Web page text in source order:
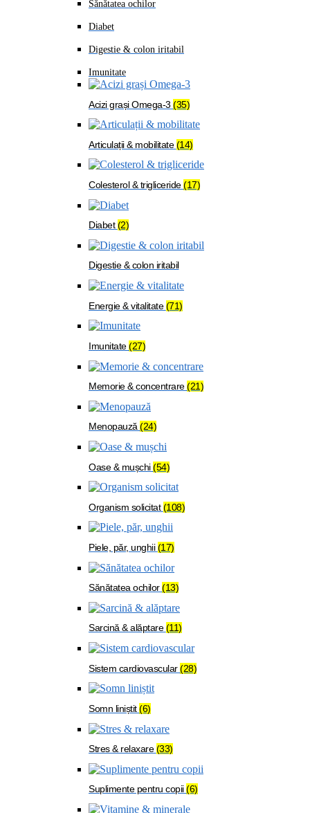
Sănătatea ochilor
Diabet
Digestie & colon iritabil
Imunitate
Acizi grași Omega-3 (35)
Articulații & mobilitate(14)
Colesterol & trigliceride(17)
Diabet(2)
Digestie & colon iritabil
Energie & vitalitate(71)
Imunitate(27)
Memorie & concentrare(21)
Menopauză(24)
Oase & mușchi(54)
Organism solicitat(108)
Piele, păr, unghii(17)
Sănătatea ochilor(13)
Sarcină & alăptare(11)
Sistem cardiovascular(28)
Somn liniștit(6)
Stres & relaxare(33)
Suplimente pentru copii(6)